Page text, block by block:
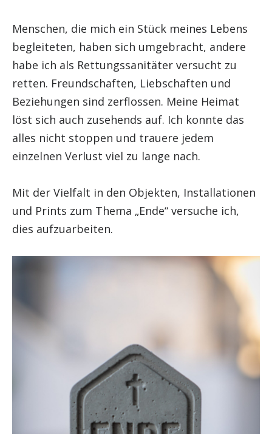
Menschen, die mich ein Stück meines Lebens
begleiteten, haben sich umgebracht, andere
habe ich als Rettungssanitäter versucht zu
retten. Freundschaften, Liebschaften und
Beziehungen sind zerflossen. Meine Heimat
löst sich auch zusehends auf. Ich konnte das
alles nicht stoppen und trauere jedem
einzelnen Verlust viel zu lange nach.
Mit der Vielfalt in den Objekten, Installationen
und Prints zum Thema „Ende“ versuche ich,
dies aufzuarbeiten.